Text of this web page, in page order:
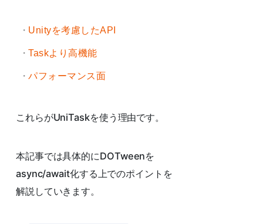
Unityを考慮したAPI
Taskより高機能
パフォーマンス面
これらがUniTaskを使う理由です。
本記事では具体的にDOTweenを
async/await化する上でのポイントを
解説していきます。